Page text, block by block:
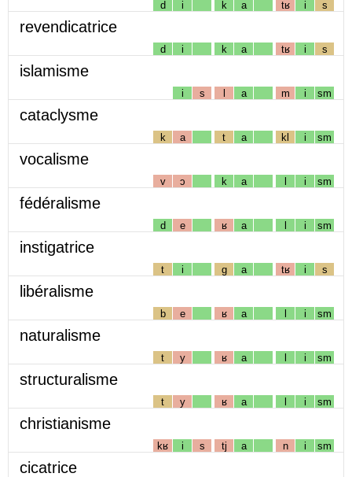
d i k a tʁ i s
revendicatrice
d i k a tʁ i s
islamisme
i s l a m i sm
cataclysme
k a t a kl i sm
vocalisme
v ɔ k a l i sm
fédéralisme
d e ʁ a l i sm
instigatrice
t i g a tʁ i s
libéralisme
b e ʁ a l i sm
naturalisme
t y ʁ a l i sm
structuralisme
t y ʁ a l i sm
christianisme
kʁ i s tj a n i sm
cicatrice